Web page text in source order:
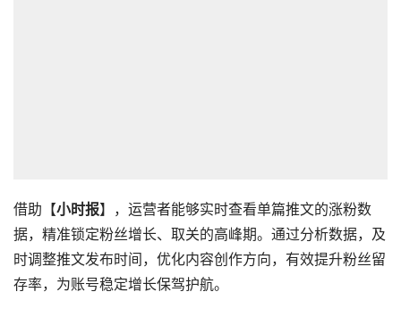
借助【小时报】，运营者能够实时查看单篇推文的涨粉数
据，精准锁定粉丝增长、取关的高峰期。通过分析数据，及
时调整推文发布时间，优化内容创作方向，有效提升粉丝留
存率，为账号稳定增长保驾护航。